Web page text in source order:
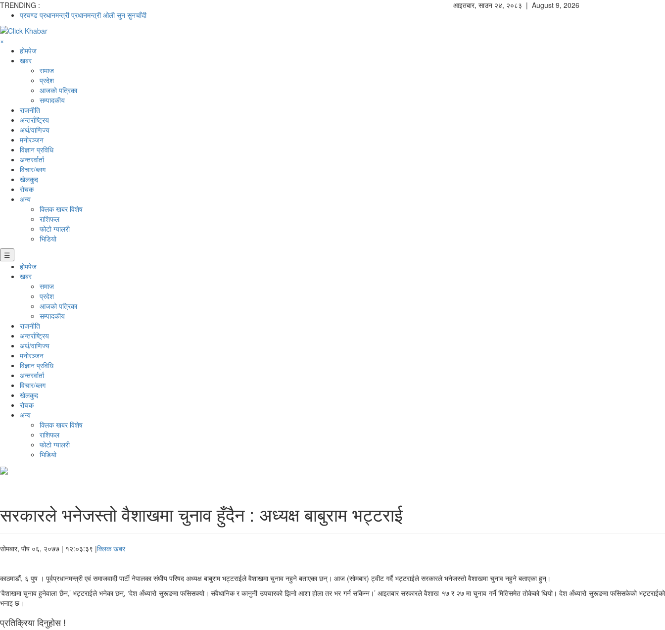
TRENDING :
प्रचण्ड प्रधानमन्त्री प्रधानमन्त्री ओली सुन सुनचाँदी
आइतबार, साउन २४, २०८३ | August 9, 2026
×
होमपेज
खबर
समाज
प्रदेश
आजको पत्रिका
सम्पादकीय
राजनीति
अन्तर्राष्ट्रिय
अर्थ/वाणिज्य
मनाेरञ्जन
विज्ञान प्रविधि
अन्तरर्वार्ता
विचार/ब्लग
खेलकुद
रोचक
अन्य
क्लिक खबर विशेष
राशिफल
फोटो ग्यालरी
भिडियो
☰
होमपेज
खबर
समाज
प्रदेश
आजको पत्रिका
सम्पादकीय
राजनीति
अन्तर्राष्ट्रिय
अर्थ/वाणिज्य
मनाेरञ्जन
विज्ञान प्रविधि
अन्तरर्वार्ता
विचार/ब्लग
खेलकुद
रोचक
अन्य
क्लिक खबर विशेष
राशिफल
फोटो ग्यालरी
भिडियो
सरकारले भनेजस्तो वैशाखमा चुनाव हुँदैन : अध्यक्ष बाबुराम भट्टराई
सोमबार, पौष ०६, २०७७ | १२:०३:३९ |क्लिक खबर
काठमाडौं, ६ पुष । पूर्वप्रधानमन्त्री एवं समाजवादी पार्टी नेपालका संघीय परिषद अध्यक्ष बाबुराम भट्टराईले वैशाखमा चुनाव नहुने बताएका छन्। आज (सोमबार) ट्वीट गर्दै भट्टराईले सरकारले भनेजस्तो वैशाखमा चुनाव नहुने बताएका हुन्।
‘वैशाखमा चुनाव हुनेवाला छैन,’ भट्टराईले भनेका छन्, ‘देश अँध्यारो सुरूङमा फसिसक्यो। संवैधानिक र कानुनी उपचारको झिनो आशा होला तर भर गर्न सकिन्न।’ आइतबार सरकारले वैशाख १७ र २७ मा चुनाव गर्ने मितिसमेत तोकेको थियो। देश अँध्यारो सुरूङमा फसिसकेको भट्टराईको
भनाइ छ।
प्रतिक्रिया दिनुहोस !